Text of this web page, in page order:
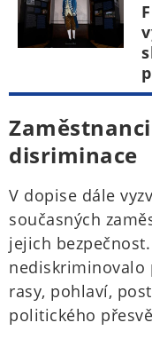
disriminace
V dopise dále
současných
jejich
nediskriminovalo
rasy, pohlaví,
politického